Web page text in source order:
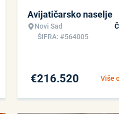
Avijatičarsko naselje
Novi Sad
ŠIFRA: #564005
Više
€216.520